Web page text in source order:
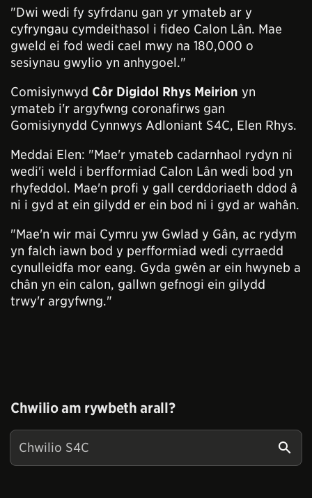
"Dwi wedi fy syfrdanu gan yr ymateb ar y
cyfryngau cymdeithasol i fideo Calon Lân. Mae
gweld ei fod wedi cael mwy na 180,000 o
sesiynau gwylio yn anhygoel."
Comisiynwyd Côr Digidol Rhys Meirion yn
ymateb i'r argyfwng coronafirws gan
Gomisiynydd Cynnwys Adloniant S4C, Elen Rhys.
Meddai Elen: "Mae'r ymateb cadarnhaol rydyn ni
wedi'i weld i berfformiad Calon Lân wedi bod yn
rhyfeddol. Mae'n profi y gall cerddoriaeth ddod â
ni i gyd at ein gilydd er ein bod ni i gyd ar wahân.
"Mae'n wir mai Cymru yw Gwlad y Gân, ac rydym
yn falch iawn bod y perfformiad wedi cyrraedd
cynulleidfa mor eang. Gyda gwên ar ein hwyneb a
chân yn ein calon, gallwn gefnogi ein gilydd
trwy'r argyfwng."
Chwilio am rywbeth arall?